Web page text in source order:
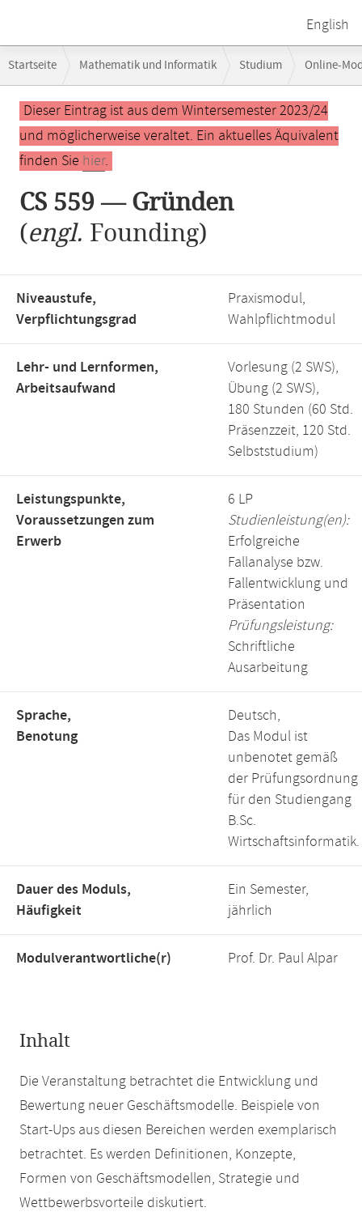
English
Navigation
Startseite Mathematik und Informatik Studium Online-
Hauptinhalt
Dieser Eintrag ist aus dem Wintersemester 2023/24
und möglicherweise veraltet. Ein aktuelles Äquivalent
finden Sie hier.
CS 559 — Gründen
(engl. Founding)
Niveaustufe,
Verpflichtungsgrad
Praxismodul,
Wahlpflichtmodul
Lehr- und Lernformen,
Arbeitsaufwand
Vorlesung (2 SWS),
Übung (2 SWS),
180 Stunden (60 Std.
Präsenzzeit, 120 Std.
Selbststudium)
Leistungspunkte,
Voraussetzungen zum
Erwerb
6 LP
Studienleistung(en):
Erfolgreiche
Fallanalyse bzw.
Fallentwicklung und
Präsentation
Prüfungsleistung:
Schriftliche
Ausarbeitung
Sprache,
Benotung
Deutsch,
Das Modul ist
unbenotet gemäß
der Prüfungsordnung
für den Studiengang
B.Sc.
Wirtschaftsinformatik.
Dauer des Moduls,
Häufigkeit
Ein Semester,
jährlich
Modulverantwortliche(r) Prof. Dr. Paul Alpar
Inhalt
Die Veranstaltung betrachtet die Entwicklung und
Bewertung neuer Geschäftsmodelle. Beispiele von
Start-Ups aus diesen Bereichen werden exemplarisch
betrachtet. Es werden Definitionen, Konzepte,
Formen von Geschäftsmodellen, Strategie und
Wettbewerbsvorteile diskutiert.